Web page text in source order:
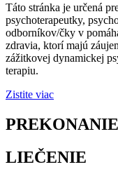
Táto stránka je určená
psychoterapeutky,
odborníkov/čky v
zdravia, ktorí majú
zážitkovej dynamickej
terapiu.
Zistite viac
PREKONANIE
LIEČENIE